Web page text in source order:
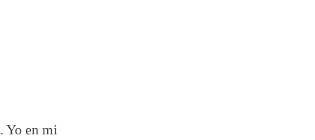
Yo en mi